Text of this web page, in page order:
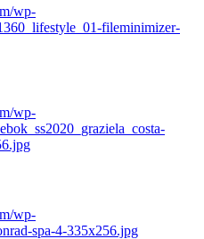
wp-
fileminimizer-
wp-
wp-
spa-4-335x256.jpg